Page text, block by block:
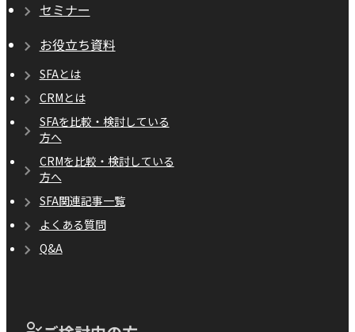
セミナー
お役立ち資料
SFAとは
CRMとは
SFAを比較・検討している
方へ
CRMを比較・検討している
方へ
SFA関連記事一覧
よくある質問
Q&A